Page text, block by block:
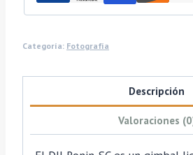
Categoría: Fotografía
Descripción
Valoraciones